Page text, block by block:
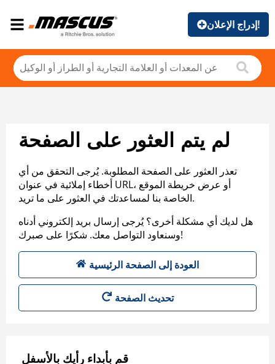
إدراج الإعلان!
لم يتم العثور على الصفحة
تعذر العثور على الصفحة المطلوبة. يُرجى التحقق من أي
أخطاء إملائية في عنوان URL، أو عرض خريطة الموقع
الخاصة بنا لمساعدتك في العثور على ما تريد.
هل لديك أي مشكلة أخرى؟ يُرجى إرسال بريد إلكتروني أدناه
وسنعاود التواصل معك. شكرًا على صبرك!
العودة إلى الصفحة الرئيسية
تحديث الصفحة
قم بأبداء رأيك بالأسفل